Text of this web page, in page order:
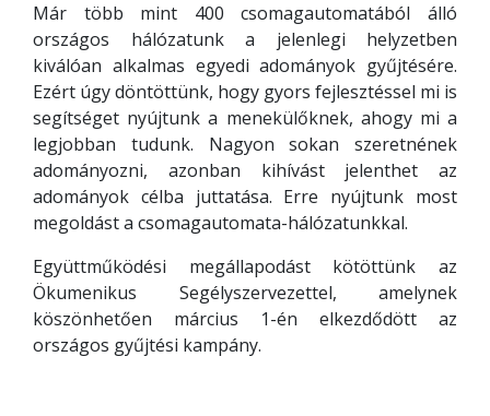
Már több mint 400 csomagautomatából álló
országos hálózatunk a jelenlegi helyzetben
kiválóan alkalmas egyedi adományok gyűjtésére.
Ezért úgy döntöttünk, hogy gyors fejlesztéssel mi is
segítséget nyújtunk a menekülőknek, ahogy mi a
legjobban tudunk. Nagyon sokan szeretnének
adományozni, azonban kihívást jelenthet az
adományok célba juttatása. Erre nyújtunk most
megoldást a csomagautomata-hálózatunkkal.
Együttműködési megállapodást kötöttünk az
Ökumenikus Segélyszervezettel, amelynek
köszönhetően március 1-én elkezdődött az
országos gyűjtési kampány.